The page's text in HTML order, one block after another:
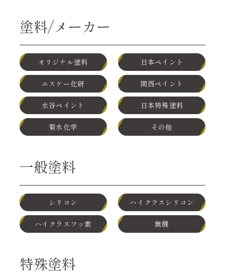
塗料/メーカー
オリジナル塗料 日本ペイント
エスケー化研 関西ペイント
水谷ペイント 日本特殊塗料
菊水化学 その他
一般塗料
シリコン ハイクラスシリコン
ハイクラスフッ素 無機
特殊塗料